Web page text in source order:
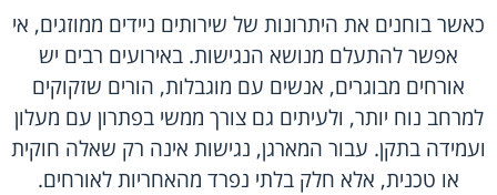
כאשר בוחנים את היתרונות של שירותים ניידים ממוזגים, אי
אפשר להתעלם מנושא הנגישות. באירועים רבים יש
אורחים מבוגרים, אנשים עם מוגבלות, הורים שזקוקים
למרחב נוח יותר, ולעיתים גם צורך ממשי בפתרון עם מעלון
ועמידה בתקן. עבור המארגן, נגישות אינה רק שאלה חוקית
או טכנית, אלא חלק בלתי נפרד מהאחריות לאורחים.